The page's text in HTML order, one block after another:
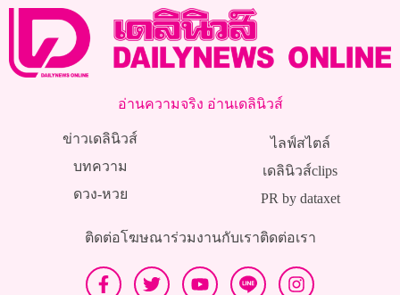
อ่านความจริง อ่านเดลินิวส์
ข่าวเดลินิวส์
บทความ
ดวง-หวย
ไลฟ์สไตล์
เดลินิวส์clips
PR by dataxet
ติดต่อโฆษณาร่วมงานกับเราติดต่อเรา